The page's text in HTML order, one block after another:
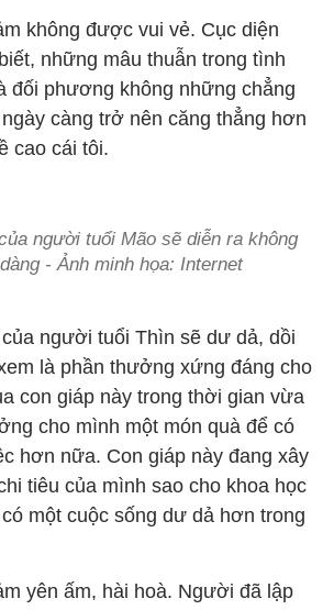
không được vui vẻ. Cục diện
những mâu thuẫn trong tình
đối phương không những chẳng
càng trở nên căng thẳng hơn
cao cái tôi.
người tuổi Mão sẽ diễn ra không
- Ảnh minh họa: Internet
người tuổi Thìn sẽ dư dả, dồi
là phần thưởng xứng đáng cho
con giáp này trong thời gian vừa
cho mình một món quà để có
hơn nữa. Con giáp này đang xây
tiêu của mình sao cho khoa học
một cuộc sống dư dả hơn trong
yên ấm, hài hoà. Người đã lập